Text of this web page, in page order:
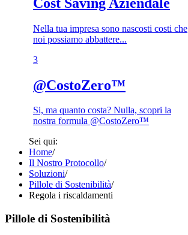
Nella tua impresa sono nascosti costi che
noi possiamo abbattere...
3​
@CostoZero™
Si, ma quanto costa? Nulla, scopri la
nostra formula @CostoZero™
Sei qui:
Home/
Il Nostro Protocollo/
Soluzioni/
Pillole di Sostenibilità/
Regola i riscaldamenti
Pillole di Sostenibilità